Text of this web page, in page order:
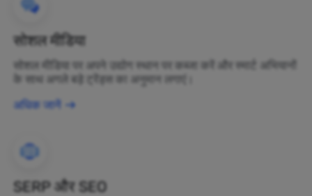
सोशल मीडिया
सोशल मीडिया पर अपने उद्योग स्थान पर कब्जा करें और स्मार्ट अभियानों
के साथ अगले बड़े ट्रेंड्स का अनुमान लगाएं।
अधिक जानें
SERP और SEO